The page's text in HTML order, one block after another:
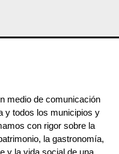
medio de comunicación
y todos los municipios y
con rigor sobre la
la gastronomía,